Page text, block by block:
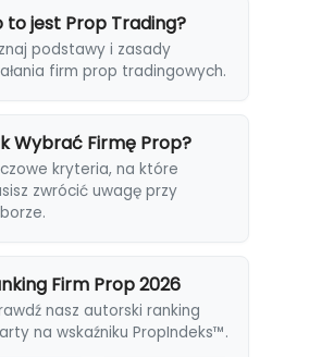
to jest Prop Trading?
podstawy i zasady
firm prop tradingowych.
Wybrać Firmę Prop?
kryteria, na które
zwrócić uwagę przy
Firm Prop 2026
nasz autorski ranking
na wskaźniku PropIndeks™.